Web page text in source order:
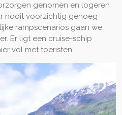
genomen en logeren
nooit voorzichtig genoeg
rampscenarios gaan we
Er ligt een cruise-schip
vol met toeristen.